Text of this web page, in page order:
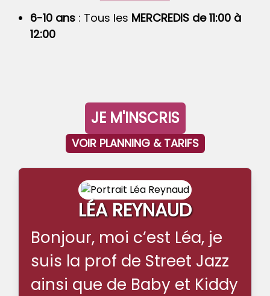
6-10 ans : Tous les MERCREDIS de11:00 à
12:00
JE M'INSCRIS
VOIR PLANNING & TARIFS
LÉA REYNAUD
Bonjour, moi c’est Léa, je
suis la prof de Street Jazz
ainsi que de Baby et Kiddy